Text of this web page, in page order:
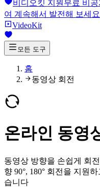
비디오킷 지원 무료 비
여 계속해서 발전해 보세
VideoKit
모든 도구
홈
동영상 회전
온라인 동영
동영상 방향을 손쉽게 회
향 90°, 180° 회전을 지원
습니다